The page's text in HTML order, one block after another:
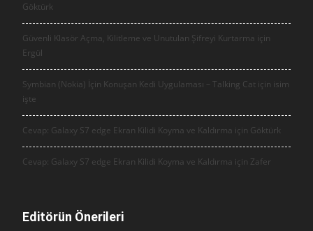
Göktürk
Güvenli Klasör Açma, Kilitleme ve Unutulan Şifreyi Kurtarma için
Ergül
Symbian (Nokia) İçin Konuşan Kedi Uygulaması – Talking Cat için isim
işte
Cevap: Galaxy S7 edge Ekran Kilidi Koyma ve Kaldırma için Göktürk
Cevap: Galaxy S7 edge Ekran Kilidi Koyma ve Kaldırma için Zafer
Editörün Önerileri